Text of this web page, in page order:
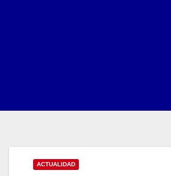
ACTUALIDAD